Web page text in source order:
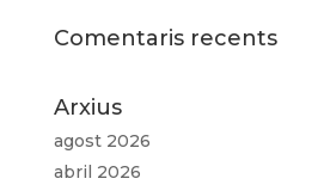
Comentaris recents
Arxius
agost 2026
abril 2026